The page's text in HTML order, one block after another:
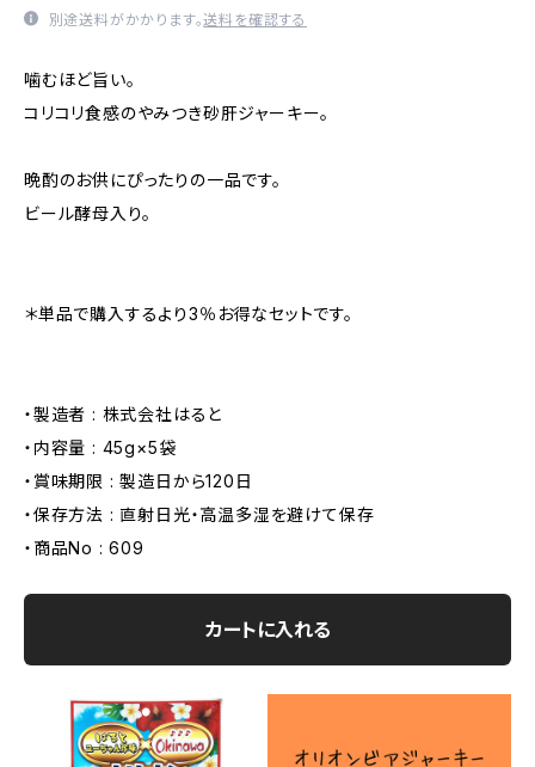
別途送料がかかります。送料を確認する
噛むほど旨い。
コリコリ食感のやみつき砂肝ジャーキー。
晩酌のお供にぴったりの一品です。
ビール酵母入り。
＊単品で購入するより3％お得なセットです。
・製造者 : 株式会社はると
・内容量 : 45g×5袋
・賞味期限 : 製造日から120日
・保存方法 : 直射日光・高温多湿を避けて保存
・商品No : 609
カートに入れる